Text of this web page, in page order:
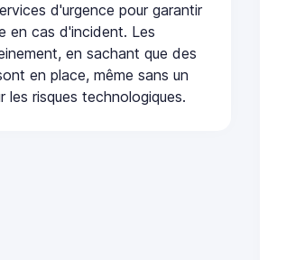
d'urgence pour garantir
en cas d'incident. Les
en sachant que des
en place, même sans un
les risques technologiques.